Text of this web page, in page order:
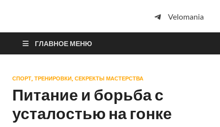
просто
Velomania
ГЛАВНОЕ МЕНЮ
СПОРТ, ТРЕНИРОВКИ, СЕКРЕКТЫ МАСТЕРСТВА
Питание и борьба с
усталостью на гонке